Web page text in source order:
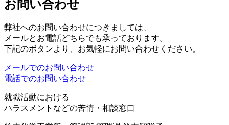
お問い合わせ
弊社へのお問い合わせにつきましては、
メールとお電話どちらでも承っております。
下記のボタンより、お気軽にお問い合わせください。
メールでのお問い合わせ
電話でのお問い合わせ
就職活動における
ハラスメントなどの苦情・相談窓口